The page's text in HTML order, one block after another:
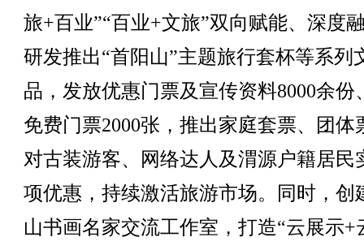
旅+百业”“百业+文旅”双向赋能、深度
研发推出“首阳山”主题旅行套杯等系列
品，发放优惠门票及宣传资料8000余份
免费门票2000张，推出家庭套票、团体
对古装游客、网络达人及渭源户籍居民
项优惠，持续激活旅游市场。同时，创
山书画名家交流工作室，打造“云展示+